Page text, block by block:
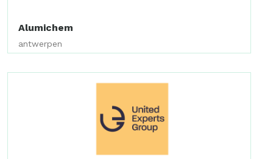
Alumichem
antwerpen